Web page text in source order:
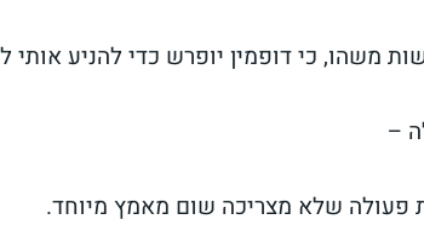
משהו, כי דופמין יופרש כדי להניע אותי
–
פעולה שלא מצריכה שום מאמץ מיוחד.